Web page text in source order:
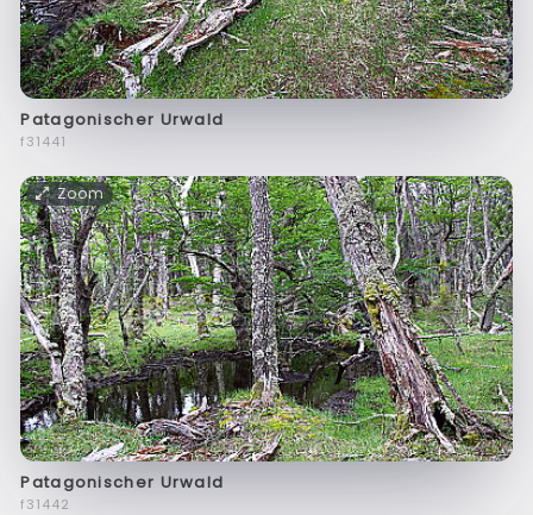
Patagonischer Urwald
f31441
Zoom
Patagonischer Urwald
f31442